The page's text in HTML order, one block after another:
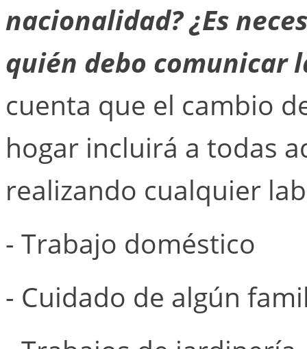
nacionalidad? ¿Es
quién debo comunicar
cuenta que el cambio
hogar incluirá a todas
realizando cualquier
- Trabajo doméstico
- Cuidado de algún